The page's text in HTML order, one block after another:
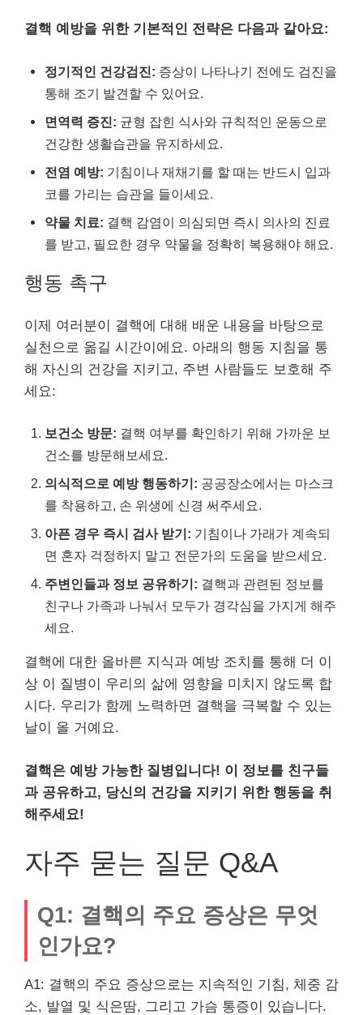
결핵 예방을 위한 기본적인 전략은 다음과 같아요:
정기적인 건강검진: 증상이 나타나기 전에도 검진을
통해 조기 발견할 수 있어요.
면역력 증진: 균형 잡힌 식사와 규칙적인 운동으로
건강한 생활습관을 유지하세요.
전염 예방: 기침이나 재채기를 할 때는 반드시 입과
코를 가리는 습관을 들이세요.
약물 치료: 결핵 감염이 의심되면 즉시 의사의 진료
를 받고, 필요한 경우 약물을 정확히 복용해야 해요.
행동 촉구
이제 여러분이 결핵에 대해 배운 내용을 바탕으로
실천으로 옮길 시간이에요. 아래의 행동 지침을 통
해 자신의 건강을 지키고, 주변 사람들도 보호해 주
세요:
보건소 방문: 결핵 여부를 확인하기 위해 가까운 보
건소를 방문해보세요.
의식적으로 예방 행동하기: 공공장소에서는 마스크
를 착용하고, 손 위생에 신경 써주세요.
아픈 경우 즉시 검사 받기: 기침이나 가래가 계속되
면 혼자 걱정하지 말고 전문가의 도움을 받으세요.
주변인들과 정보 공유하기: 결핵과 관련된 정보를
친구나 가족과 나눠서 모두가 경각심을 가지게 해주
세요.
결핵에 대한 올바른 지식과 예방 조치를 통해 더 이
상 이 질병이 우리의 삶에 영향을 미치지 않도록 합
시다. 우리가 함께 노력하면 결핵을 극복할 수 있는
날이 올 거예요.
결핵은 예방 가능한 질병입니다! 이 정보를 친구들
과 공유하고, 당신의 건강을 지키기 위한 행동을 취
해주세요!
자주 묻는 질문 Q&A
Q1: 결핵의 주요 증상은 무엇
인가요?
A1: 결핵의 주요 증상으로는 지속적인 기침, 체중 감
소, 발열 및 식은땀, 그리고 가슴 통증이 있습니다.